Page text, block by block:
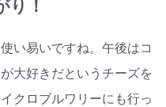
り！
い易いですね。午後はコ
大好きだというチーズを
クロブルワリーにも行っ